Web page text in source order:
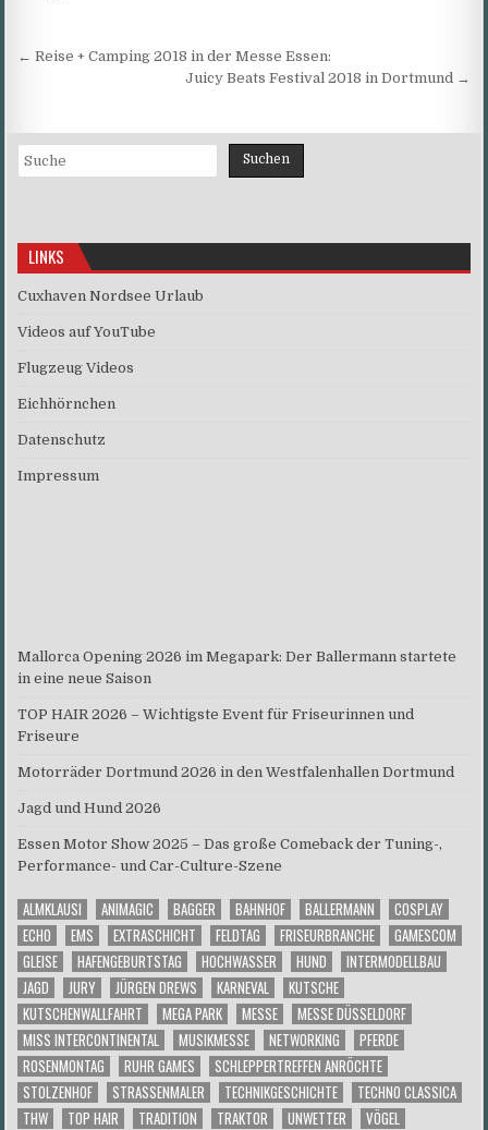
Beitragsnavigation
← Reise + Camping 2018 in der Messe Essen:
Juicy Beats Festival 2018 in Dortmund →
Suchen Suchen
LINKS
Cuxhaven Nordsee Urlaub
Videos auf YouTube
Flugzeug Videos
Eichhörnchen
Datenschutz
Impressum
Mallorca Opening 2026 im Megapark: Der Ballermann startete
in eine neue Saison
TOP HAIR 2026 – Wichtigste Event für Friseurinnen und
Friseure
Motorräder Dortmund 2026 in den Westfalenhallen Dortmund
Jagd und Hund 2026
Essen Motor Show 2025 – Das große Comeback der Tuning-,
Performance- und Car-Culture-Szene
ALMKLAUSI ANIMAGIC BAGGER BAHNHOF BALLERMANN
COSPLAY
ECHO
EMS EXTRASCHICHT FELDTAG FRISEURBRANCHE
GAMESCOM
GLEISE
HAFENGEBURTSTAG HOCHWASSER HUND
INTERMODELLBAU
JAGD
JURY JÜRGEN DREWS KARNEVAL
KUTSCHE
KUTSCHENWALLFAHRT
MEGA PARK MESSE
MESSE DÜSSELDORF
MISS INTERCONTINENTAL
MUSIKMESSE NETWORKING
PFERDE
ROSENMONTAG
RUHR GAMES
SCHLEPPERTREFFEN ANRÖCHTE
STOLZENHOF
STRASSENMALER TECHNIKGESCHICHTE
TECHNO CLASSICA
THW
TOP HAIR TRADITION TRAKTOR UNWETTER
VÖGEL